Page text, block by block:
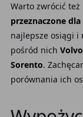
Warto zwrócić też
przeznaczone
najlepsze osiągi i
pośród nich
Sorento.
porównania ich